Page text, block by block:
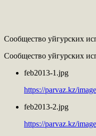
Сообщество уйгурских
Сообщество уйгурских
feb2013-1.jpg
https://parvaz.kz/
feb2013-2.jpg
https://parvaz.kz/